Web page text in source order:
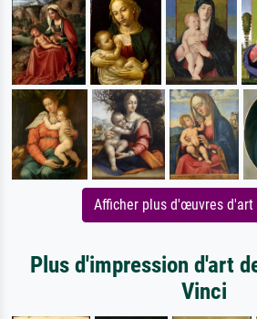
Afficher plus d'œuvres
Plus d'impression d'art
Vinci